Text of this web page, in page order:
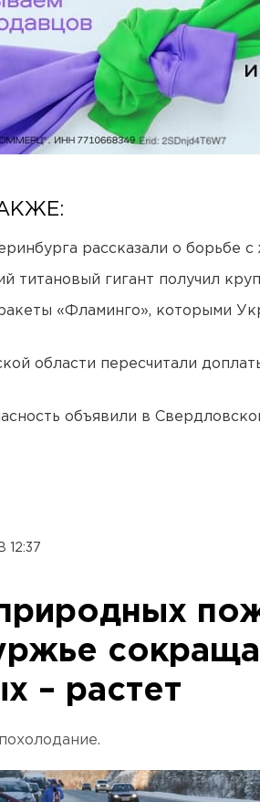
рассказали о борьбе
титановый гигант получил
«Фламинго», которыми
области пересчитали
объявили в
– растет